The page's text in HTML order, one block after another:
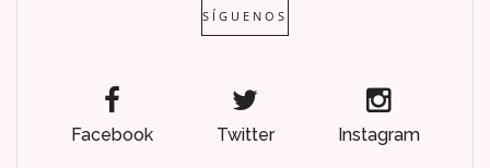
SÍGUENOS
Facebook Twitter Instagram